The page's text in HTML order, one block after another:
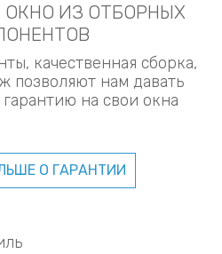
ИЗ ОТБОРНЫХ
качественная сборка,
позволяют нам давать
на свои окна
О ГАРАНТИИ